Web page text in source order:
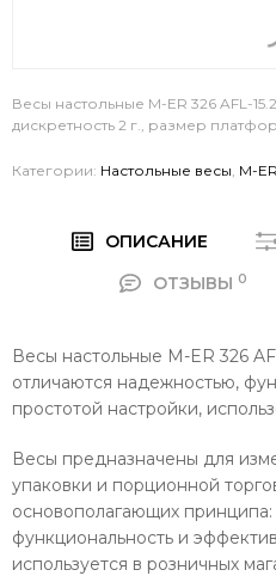
Весы настольные M-ER 326 AFL-
дискретность 2 г., размер
Категории: Настольные весы, M-ER
ОПИСАНИЕ
ОТЗЫВЫ 0
Весы настольные M-ER 326
отличаются надежностью,
простотой настройки,
Весы предназначены для
упаковки и порционной
основополагающих
функциональность и
используется в розничных